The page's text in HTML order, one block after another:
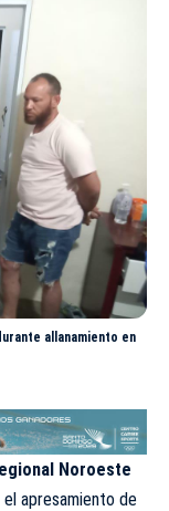
allanamiento en
Noroeste
apresamiento de